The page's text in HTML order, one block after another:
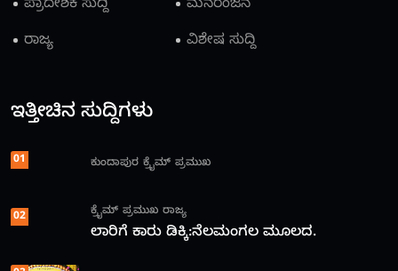
ಪ್ರಾದೇಶಿಕ ಸುದ್ದಿ
ಮನರಂಜನೆ
ರಾಜ್ಯ
ವಿಶೇಷ ಸುದ್ದಿ
ಇತ್ತೀಚಿನ ಸುದ್ದಿಗಳು
01 ಕುಂದಾಪುರ ಕ್ರೈಮ್ ಪ್ರಮುಖ
02 ಕ್ರೈಮ್ ಪ್ರಮುಖ ರಾಜ್ಯ
ಲಾರಿಗೆ ಕಾರು ಡಿಕ್ಕಿ:ನೆಲಮಂಗಲ ಮೂಲದ.